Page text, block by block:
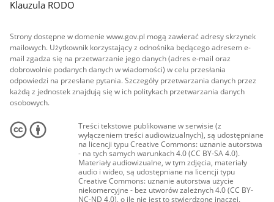
Klauzula RODO
Strony dostępne w domenie www.gov.pl mogą zawierać adresy skrzynek
mailowych. Użytkownik korzystający z odnośnika będącego adresem e-
mail zgadza się na przetwarzanie jego danych (adres e-mail oraz
dobrowolnie podanych danych w wiadomości) w celu przesłania
odpowiedzi na przesłane pytania. Szczegóły przetwarzania danych przez
każdą z jednostek znajdują się w ich politykach przetwarzania danych
osobowych.
Treści tekstowe publikowane w serwisie (z
wyłączeniem treści audiowizualnych), są udostępniane
na licencji typu Creative Commons: uznanie autorstwa
- na tych samych warunkach 4.0 (CC BY-SA 4.0).
Materiały audiowizualne, w tym zdjęcia, materiały
audio i wideo, są udostępniane na licencji typu
Creative Commons: uznanie autorstwa użycie
niekomercyjne - bez utworów zależnych 4.0 (CC BY-
NC-ND 4.0), o ile nie jest to stwierdzone inaczej.